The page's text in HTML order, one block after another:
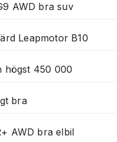
AWD bra suv
Leapmotor B10
högst 450 000
bra
AWD bra elbil
Statistik
kunna
funktionalitet
hemsidan